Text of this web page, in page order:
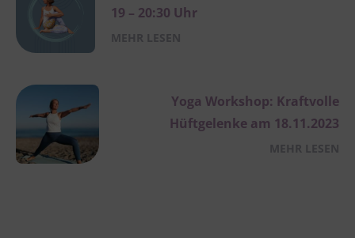
19 – 20:30 Uhr
Yoga Workshop: Kraftvolle
Hüftgelenke am 18.11.2023